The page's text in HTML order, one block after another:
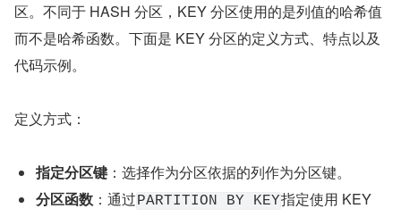
区。不同于 HASH 分区，KEY 分区使用的是列值的哈希值
而不是哈希函数。下面是 KEY 分区的定义方式、特点以及
代码示例。
定义方式：
指定分区键 ：选择作为分区依据的列作为分区键。
分区函数 ：通过PARTITION BY KEY指定使用 KEY